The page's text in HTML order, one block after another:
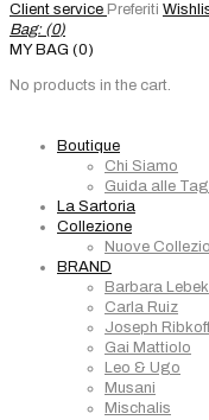
Client service Preferiti
Bag: (0)
MY BAG (0)
No products in the cart.
Boutique
Chi Siamo
Guida alle
La Sartoria
Collezione
Nuove
BRAND
Barbara Lebek
Carla Ruiz
Joseph Ribkoff
Gai Mattiolo
Leo & Ugo
Musani
Mischalis